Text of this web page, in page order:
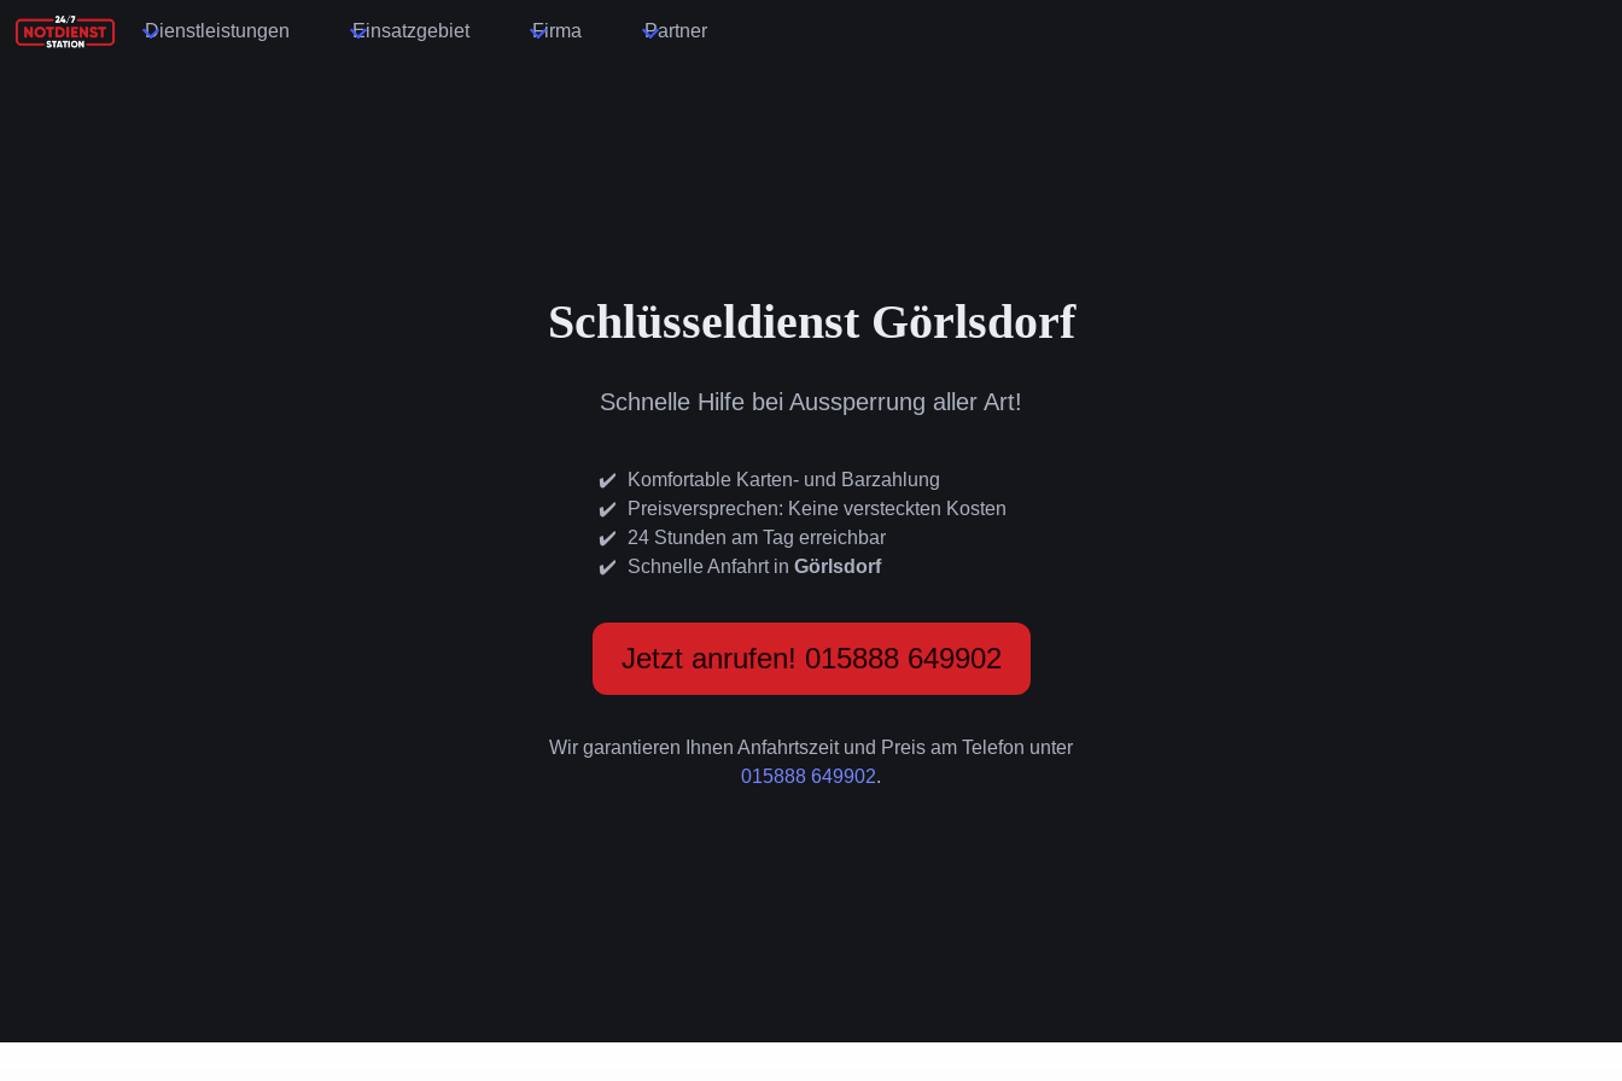
Dienstleistungen Einsatzgebiet Firma Partner
Schlüsseldienst Görlsdorf
Schnelle Hilfe bei Aussperrung aller Art!
Komfortable Karten- und Barzahlung
Preisversprechen: Keine versteckten Kosten
24 Stunden am Tag erreichbar
Schnelle Anfahrt in Görlsdorf
Jetzt anrufen! 015888 649902
Wir garantieren Ihnen Anfahrtszeit und Preis am Telefon unter
015888 649902.